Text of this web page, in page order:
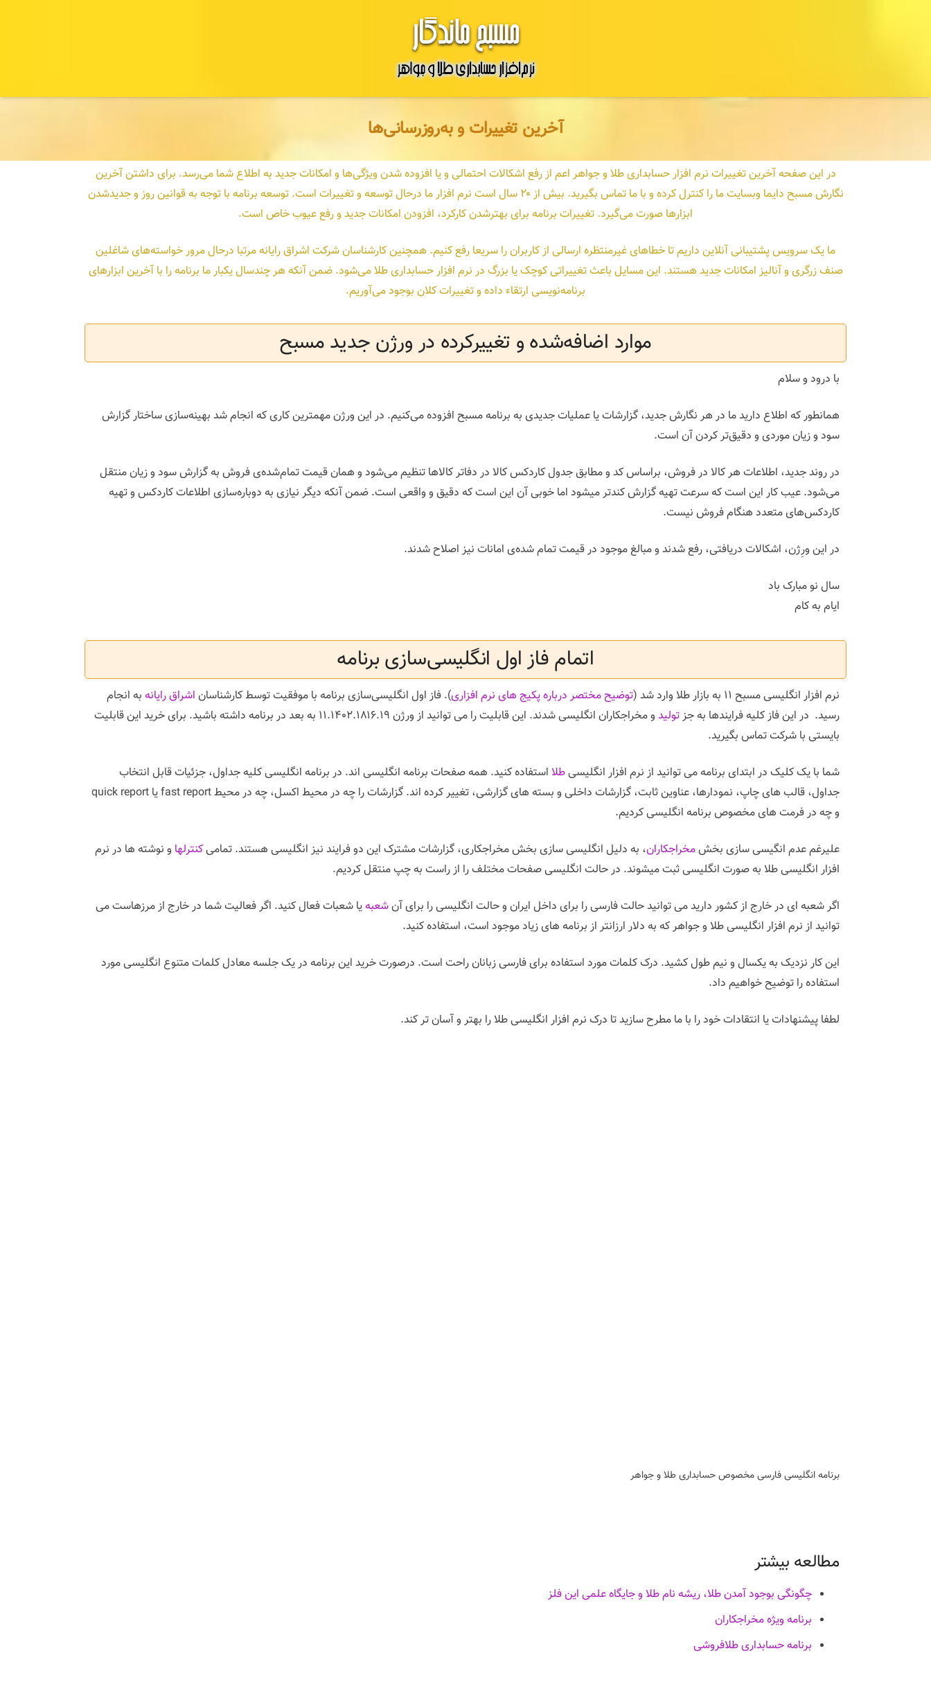
آخرین تغییرات و به‌روزرسانی‌ها
در این صفحه آخرین تغییرات نرم افزار حسابداری طلا و جواهر اعم از رفع اشکالات احتمالی و یا افزوده شدن ویژگی‌ها و امکانات جدید به اطلاع شما می‌رسد. برای داشتن آخرین
نگارش مسبح دایما وبسایت ما را کنترل کرده و با ما تماس بگیرید.
بیش از ۲۰ سال است نرم افزار ما درحال توسعه و تغییرات است. توسعه برنامه با توجه به قوانین روز و جدیدشدن
ابزارها صورت می‌گیرد. تغییرات برنامه برای بهترشدن کارکرد، افزودن امکانات جدید و رفع عیوب خاص است.
ما یک سرویس پشتیبانی آنلاین داریم تا خطاهای غیرمنتظره ارسالی از کاربران را سریعا رفع کنیم. همچنین کارشناسان شرکت اشراق رایانه مرتبا درحال مرور خواسته‌های شاغلین
صنف زرگری و آنالیز امکانات جدید هستند. این مسایل باعث تغییراتی کوچک یا بزرگ در نرم افزار حسابداری طلا می‌شود. ضمن آنکه هر چندسال یکبار ما برنامه را با آخرین ابزارهای
برنامه‌نویسی ارتقاء داده و تغییرات کلان بوجود می‌آوریم.
موارد اضافه‌شده و تغییرکرده در ورژن جدید مسبح
با درود و سلام
همانطور که اطلاع دارید ما در هر نگارش جدید، گزارشات یا عملیات جدیدی به برنامه مسبح افزوده می‌کنیم. در این ورژن مهمترین کاری که انجام شد بهینه‌سازی ساختار گزارش
سود و زیان موردی و دقیق‌تر کردن آن است.
در روند جدید، اطلاعات هر کالا در فروش، براساس کد و مطابق جدول کاردکس کالا در دفاتر کالاها تنظیم می‌شود و همان قیمت تمام‌شده‌ی فروش به گزارش سود و زیان منتقل
می‌شود. عیب کار این است که سرعت تهیه گزارش کندتر میشود اما خوبی آن این است که دقیق و واقعی است. ضمن آنکه دیگر نیازی به دوباره‌سازی اطلاعات کاردکس و تهیه
کاردکس‌های متعدد هنگام فروش نیست.
در این ورِژن، اشکالات دریافتی، رفع شدند و مبالغ موجود در قیمت تمام شده‌ی امانات نیز اصلاح شدند.
سال نو مبارک باد
ایام به کام
اتمام فاز اول انگلیسی‌سازی برنامه
نرم افزار انگلیسی مسبح ۱۱ به بازار طلا وارد شد ( توضیح مختصر درباره پکیج های نرم افزاری). فاز اول انگلیسی‌سازی برنامه با موفقیت توسط کارشناسان اشراق رایانه به انجام
رسید. در این فاز کلیه فرایندها به جزتولید
و مخراجکاران انگلیسی شدند. این قابلیت را می توانید از ورژن ۱۱.۱۴۰۲.۱۸۱۶.۱۹ به بعد در برنامه داشته باشید. برای خرید این قابلیت
بایستی با شرکت تماس بگیرید.
شما با یک کلیک در ابتدای برنامه می توانید از نرم افزار انگلیسیطلا استفاده کنید. همه صفحات برنامه انگلیسی اند. در برنامه انگلیسی کلیه جداول، جزئیات قابل انتخاب
جداول، قالب های چاپ، نمودارها، عناوین ثابت، گزارشات داخلی و بسته های گزارشی، تغییر کرده اند. گزارشات را چه در محیط اکسل، چه در محیط fast report یا quick report
و چه در فرمت های مخصوص برنامه انگلیسی کردیم.
علیرغم عدم انگیسی سازی بخشمخراجکاران، به دلیل انگلیسی سازی بخش مخراجکاری، گزارشات مشترک این دو فرایند نیز انگلیسی هستند. تمامیکنترلها و نوشته ها در نرم
افزار انگلیسی طلا به صورت انگلیسی ثبت میشوند. در حالت انگلیسی صفحات مختلف را از راست به چپ منتقل کردیم.
اگر شعبه ای در خارج از کشور دارید می توانید حالت فارسی را برای داخل ایران و حالت انگلیسی را برای آنشعبهیا شعبات فعال کنید. اگر فعالیت شما در خارج از مرزهاست می
توانید از نرم افزار انگلیسی طلا و جواهر که به دلار ارزانتر از برنامه های زیاد موجود است، استفاده کنید.
این کار نزدیک به یکسال و نیم طول کشید. درک کلمات مورد استفاده برای فارسی زبانان راحت است. درصورت خرید این برنامه در یک جلسه معادل کلمات متنوع انگلیسی مورد
استفاده را توضیح خواهیم داد.
لطفا پیشنهادات یا انتقادات خود را با ما مطرح سازید تا درک نرم افزار انگلیسی طلا را بهتر و آسان تر کند.
برنامه انگلیسی فارسی مخصوص حسابداری طلا و جواهر
مطالعه بیشتر
چگونگی بوجود آمدن طلا، ریشه نام طلا و جایگاه علمی این فلز
برنامه ویژه مخراجکاران
برنامه حسابداری طلافروشی